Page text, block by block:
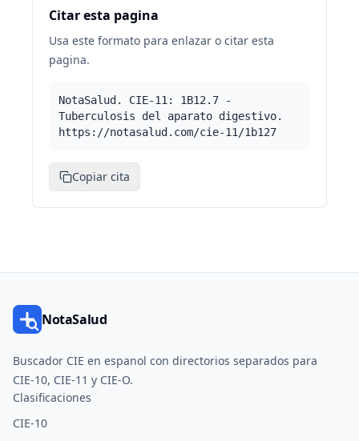
Citar esta pagina
Usa este formato para enlazar o citar esta
pagina.
NotaSalud. CIE-11: 1B12.7 -
Tuberculosis del aparato digestivo.
https://notasalud.com/cie-11/1b127
Copiar cita
NotaSalud
Buscador CIE en espanol con directorios separados para
CIE-10, CIE-11 y CIE-O.
Clasificaciones
CIE-10